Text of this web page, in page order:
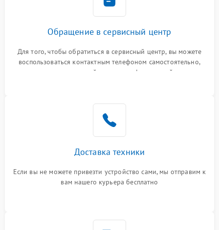
Обращение в сервисный центр
Для того, чтобы обратиться в сервисный центр, вы можете
воспользоваться контактным телефоном самостоятельно,
или оставить свой номер телефона на сайте
Доставка техники
Если вы не можете привезти устройство сами, мы отправим к
вам нашего курьера бесплатно